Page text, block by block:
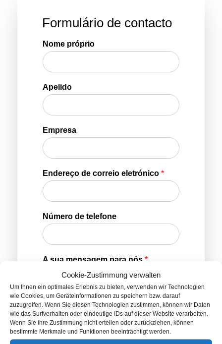
Cookie-Zustimmung verwalten
Um Ihnen ein optimales Erlebnis zu bieten, verwenden wir Technologien
wie Cookies, um Geräteinformationen zu speichern bzw. darauf
zuzugreifen. Wenn Sie diesen Technologien zustimmen, können wir Daten
wie das Surfverhalten oder eindeutige IDs auf dieser Website verarbeiten.
Wenn Sie Ihre Zustimmung nicht erteilen oder zurückziehen, können
bestimmte Merkmale und Funktionen beeinträchtigt werden.
Formulário de contacto
Nome próprio
Apelido
Empresa
Endereço de correio eletrónico *
Número de telefone
A sua mensagem para nós *